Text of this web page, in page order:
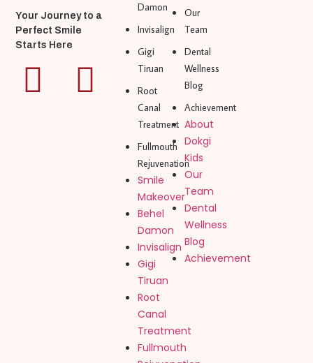
Your Journey to a
Perfect Smile
Starts Here
Our
Team
Dental
Wellness
Blog
Achievement
About
Dokgi
Kids
Our
Team
Dental
Wellness
Blog
Achievement
Damon
Invisalign
Gigi
Tiruan
Root
Canal
Treatment
Fullmouth
Rejuvenation
Smile
Makeover
Behel
Damon
Invisalign
Gigi
Tiruan
Root
Canal
Treatment
Fullmouth